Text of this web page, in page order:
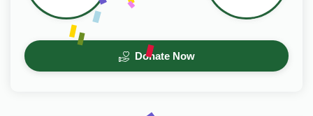
Donate Now